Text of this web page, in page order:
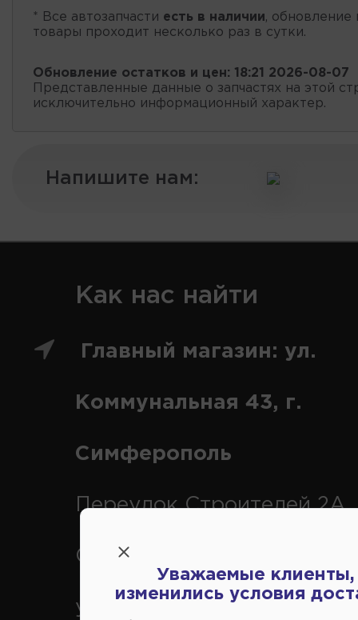
* Все автозапчасти есть в наличии, обновление
товары проходит несколько раз в сутки.
Обновление остатков и цен: 18:21 2026-08-07
Представленные данные о запчастях на этой
исключительно информационный характер.
Напишите нам:
Как нас найти
Главный магазин: ул.
Коммунальная 43, г.
Симферополь
Переулок Строителей 2А,
Симферополь
ул. Федоренко 1В, г.
Уважаемые клиенты,
изменились условия